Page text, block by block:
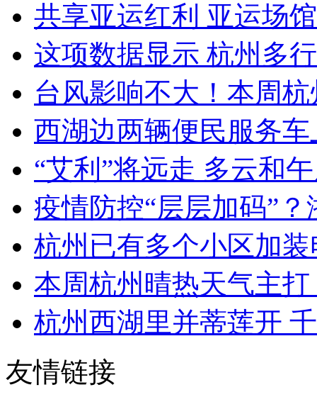
共享亚运红利 亚运场
这项数据显示 杭州多
台风影响不大！本周
西湖边两辆便民服务
“艾利”将远走 多云和
疫情防控“层层加码”
杭州已有多个小区加
本周杭州晴热天气主
杭州西湖里并蒂莲开
友情链接